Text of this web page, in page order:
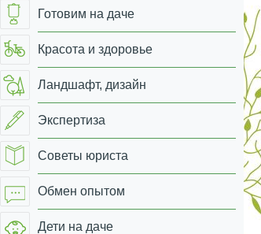
Готовим на даче
Красота и здоровье
Ландшафт, дизайн
Экспертиза
Советы юриста
Обмен опытом
Дети на даче